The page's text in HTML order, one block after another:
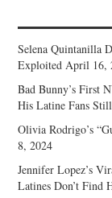
Selena Quintanilla
Exploited April 16,
Bad Bunny’s First
His Latine Fans
Olivia Rodrigo’s
8, 2024
Jennifer Lopez’s
Latines Don’t Find